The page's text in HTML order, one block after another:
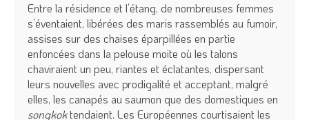
Entre la résidence et l’étang, de nombreuses femmes
s’éventaient, libérées des maris rassemblés au fumoir,
assises sur des chaises éparpillées en partie
enfoncées dans la pelouse moite où les talons
chaviraient un peu, riantes et éclatantes, dispersant
leurs nouvelles avec prodigalité et acceptant, malgré
elles, les canapés au saumon que des domestiques en
songkoktendaient. Les Européennes courtisaient les